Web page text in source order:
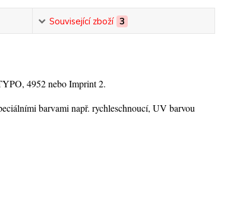
Související zboží 3
4952 nebo Imprint 2.
barvami např. rychleschnoucí, UV barvou